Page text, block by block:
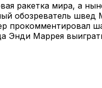
ракетка мира, а
обозреватель швед
прокомментировал
Энди Маррея